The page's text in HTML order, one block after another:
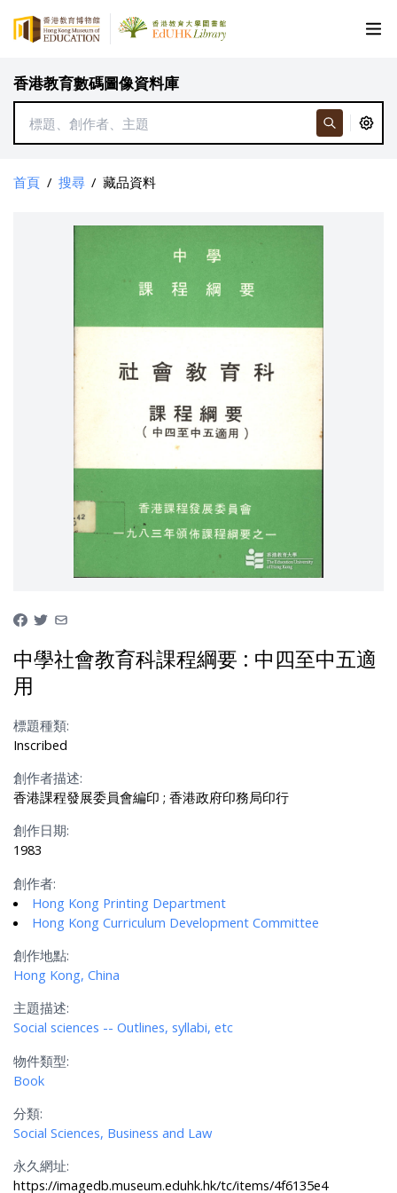
香港教育數碼圖像資料庫
首頁 / 搜尋 / 藏品資料
中學社會教育科課程綱要 : 中四至中五適
用
標題種類:
Inscribed
創作者描述:
香港課程發展委員會編印 ; 香港政府印務局印行
創作日期:
1983
創作者:
Hong Kong Printing Department
Hong Kong Curriculum Development Committee
創作地點:
Hong Kong, China
主題描述:
Social sciences -- Outlines, syllabi, etc
物件類型:
Book
分類:
Social Sciences, Business and Law
永久網址:
https://imagedb.museum.eduhk.hk/tc/items/4f6135e4